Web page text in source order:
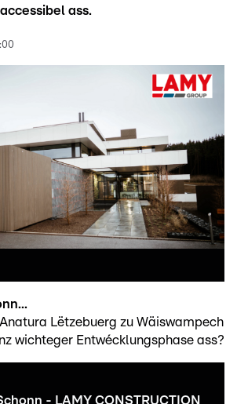
ass.
Lëtzebuerg zu Wäiswampech
wichteger Entwécklungsphase ass?
- LAMY CONSTRUCTION